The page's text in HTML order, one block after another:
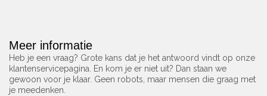
Meer informatie
Heb je een vraag? Grote kans dat je het antwoord vindt op onze
klantenservicepagina. En kom je er niet uit? Dan staan we
gewoon voor je klaar. Geen robots, maar mensen die graag met
je meedenken.